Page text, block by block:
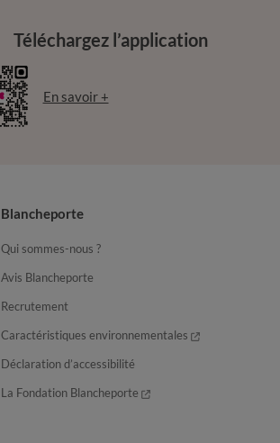
Téléchargez l’application
En savoir +
Blancheporte
Qui sommes-nous ?
Avis Blancheporte
Recrutement
Caractéristiques environnementales
Déclaration d’accessibilité
La Fondation Blancheporte